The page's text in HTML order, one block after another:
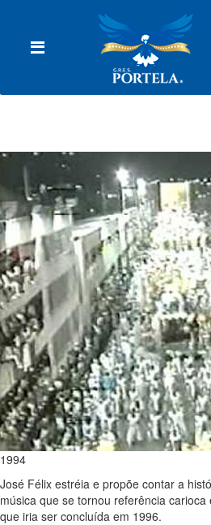
1994
José Félix estréia e propõe contar a
música que se tornou referência
que iria ser concluída em 1996.